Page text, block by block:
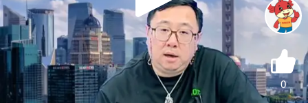
Play
Video
0